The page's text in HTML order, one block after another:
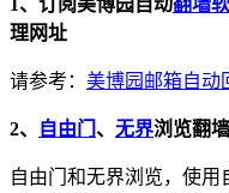
理网址
请参考： 美博园邮箱自动
2、 自由门 、 无界浏览翻墙
自由门和无界浏览，使